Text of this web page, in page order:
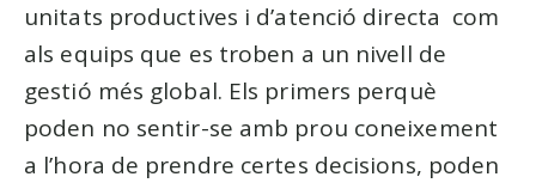
unitats productives i d’atenció directa com
als equips que es troben a un nivell de
gestió més global. Els primers perquè
poden no sentir-se amb prou coneixement
a l’hora de prendre certes decisions, poden